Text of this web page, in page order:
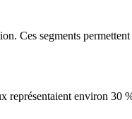
Ces segments
environ 30